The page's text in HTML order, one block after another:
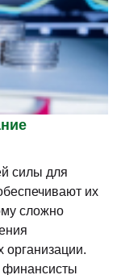
силы для
их
сложно
организации.
финансисты